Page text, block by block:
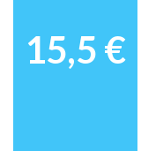
15,5 €